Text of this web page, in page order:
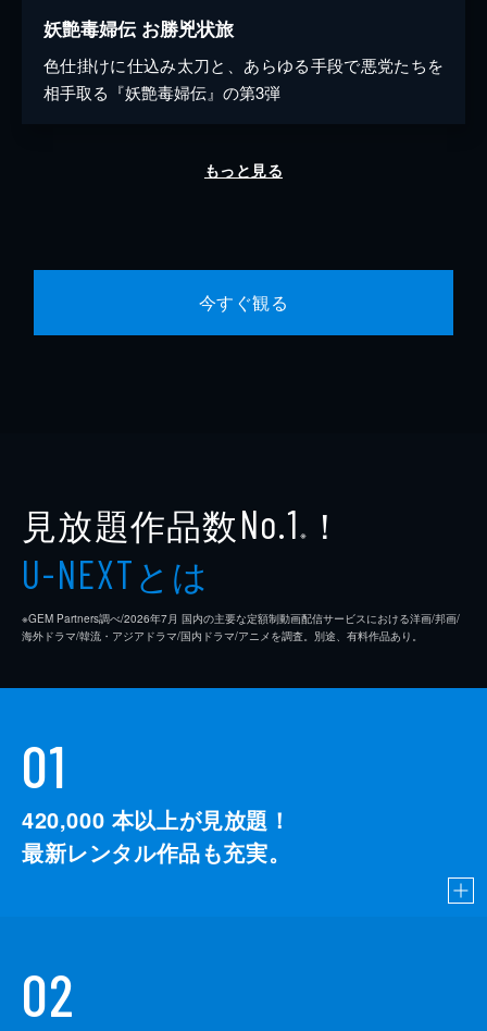
妖艶毒婦伝 お勝兇状旅
色仕掛けに仕込み太刀と、あらゆる手段で悪党たちを
相手取る『妖艶毒婦伝』の第3弾
もっと見る
今すぐ観る
見放題作品数No.1 ※ ！
U-NEXTとは
※GEM Partners調べ/2026年7⽉ 国内の主要な定額制動画配信サービスにおける洋画/邦画/
海外ドラマ/韓流・アジアドラマ/国内ドラマ/アニメを調査。別途、有料作品あり。
01
420,000 本以上が見放題！
最新レンタル作品も充実。
02